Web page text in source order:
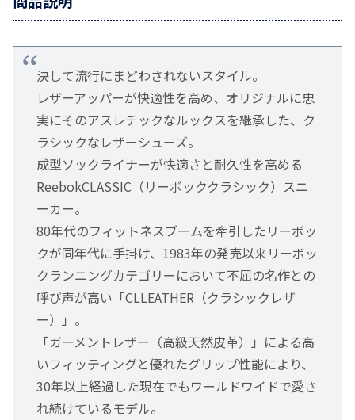
決して流行にまどわされないスタイル。
レザーアッパーが快適性を高め、オリジナルに忠
実にそのアスレチックなルックスを継承した、ク
ラシックなレザーシューズ。
成型ソックライナーが快適さと耐久性を高める
ReebokCLASSIC（リーボッククラシック）スニ
ーカー。
80年代のフィットネスブームを牽引したリーボッ
クが同年代に手掛け、1983年の発売以来リーボッ
クランニングカテゴリーにおいて不屈の名作との
呼び声が高い「CLLEATHER（クラシックレザ
ー）」。
「ガーメントレザー（高級天然皮革）」による高
いフィッティングと優れたグリップ性能により、
30年以上経過した現在でもワールドワイドで愛さ
れ続けているモデル。